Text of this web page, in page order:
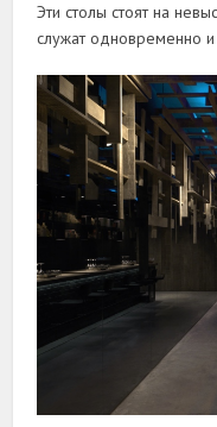
Эти столы стоят на
служат одновременно